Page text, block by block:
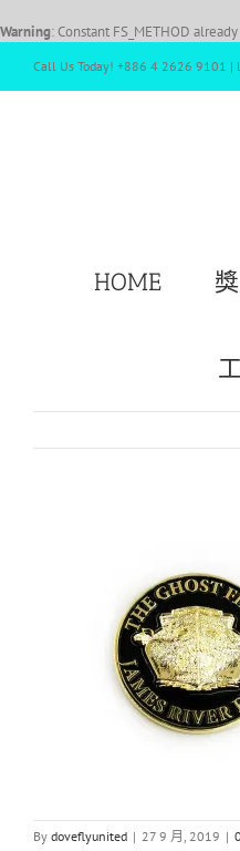
Warning: Constant FS_METHOD
Call Us Today! +886 4 2626 9101 |
HOME
By doveflyunited | 27 9 月, 2019 |